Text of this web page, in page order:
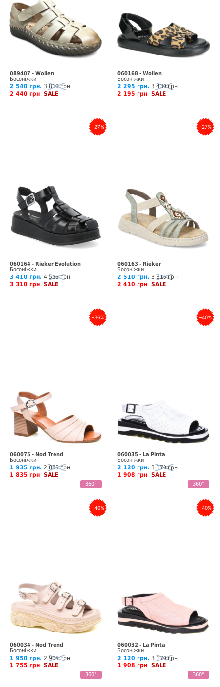
089407 - Wollen
Босоніжки
2 540 грн. 3 810 грн
2 440 грн SALE
060168 - Wollen
Босоніжки
2 295 грн. 3 430 грн
2 195 грн SALE
–27%
060164 - Rieker Evolution
Босоніжки
3 410 грн. 4 555 грн
3 310 грн SALE
–27%
060163 - Rieker
Босоніжки
2 510 грн. 3 315 грн
2 410 грн SALE
–36%
060075 - Nod Trend
Босоніжки
1 935 грн. 2 885 грн
1 835 грн SALE
360°
–40%
060035 - La Pinta
Босоніжки
2 120 грн. 3 170 грн
1 908 грн SALE
360°
–40%
060034 - Nod Trend
Босоніжки
1 950 грн. 2 905 грн
1 755 грн SALE
360°
–40%
060032 - La Pinta
Босоніжки
2 120 грн. 3 170 грн
1 908 грн SALE
360°